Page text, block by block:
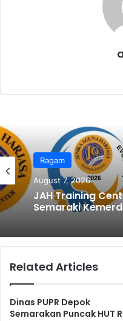
Ragam
August 7, 2026
JAH Training
Semaraki
Related Articles
Dinas PUPR Depok
Semarakan Puncak HUT